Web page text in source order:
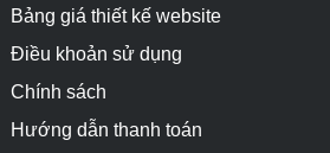
Bảng giá thiết kế website
Điều khoản sử dụng
Chính sách
Hướng dẫn thanh toán